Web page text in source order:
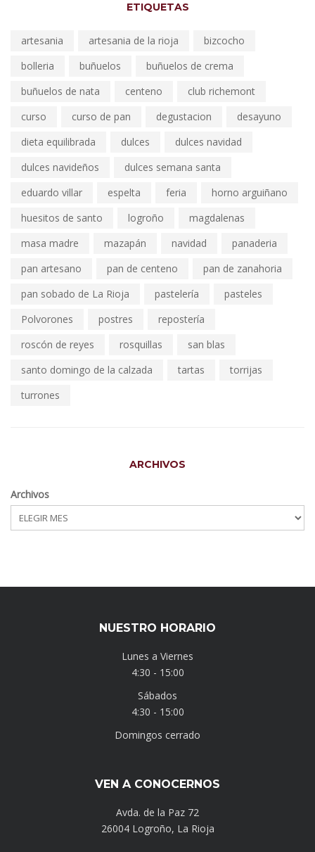
ETIQUETAS
artesania artesania de la rioja
bizcocho
bolleria
buñuelos
buñuelos de crema
buñuelos de nata
centeno
club richemont
curso
curso de pan degustacion
desayuno
dieta equilibrada
dulces
dulces navidad
dulces navideños
dulces semana santa
eduardo villar
espelta feria
horno arguiñano
huesitos de santo
logroño
magdalenas
masa madre
mazapán navidad
panaderia
pan artesano
pan de centeno
pan de zanahoria
pan sobado de La Rioja
pastelería
pasteles
Polvorones
postres
repostería
roscón de reyes
rosquillas
san blas
santo domingo de la calzada
tartas
torrijas
turrones
ARCHIVOS
Archivos
NUESTRO HORARIO
Lunes a Viernes
4:30 - 15:00
Sábados
4:30 - 15:00
Domingos cerrado
VEN A CONOCERNOS
Avda. de la Paz 72
26004 Logroño, La Rioja